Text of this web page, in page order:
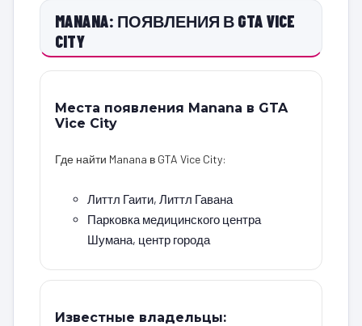
MANANA: ПОЯВЛЕНИЯ В GTA VICE
CITY
Места появления Manana в GTA
Vice City
Где найти Manana в GTA Vice City:
Литтл Гаити, Литтл Гавана
Парковка медицинского центра
Шумана, центр города
Известные владельцы: